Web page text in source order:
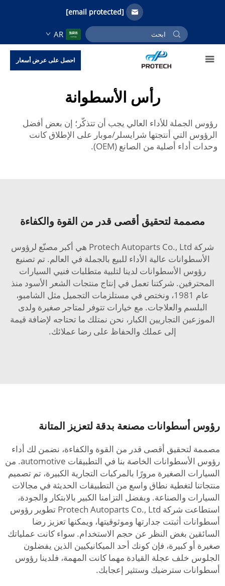
[email protected]
AR
احصل على عرض أسعار
رأس الأسطوانة
رؤوس الجملة للأداء العالي يجب أن تتذكّر؛ إن بعض أفضل
الرؤوس التي أنتجتها شرايسلر/موبار على الإطلاق كانت
وحدات أداء أصلية من الصانع (OEM).
مصممة لتحقيق أقصى قدر من القوة والكفاءة
شركة Protech Autoparts Co., Ltd هي أكبر مصنّع لرؤوس
الأسطوانات عالية الأداء للبيع بالجملة في العالم. تم تصنيع
رؤوس الأسطوانات لدينا لتلبية متطلبات فنيي السيارات
المحترفين. شركتنا تعمل في إنتاج منتجات الشعر الأسود منذ
عام 1981، ونختص في مستلزمات التجميل مثل الشامبو،
البلسم والعلاجات. مع خيارات تتوفر لمتاجر صغيرة ولدى
الموزعين التجاريين الكبار، نحن نمتلك ما تحتاجه لإضافة قيمة
إلى عملك والحفاظ على رضا عملائك.
رؤوس أسطوانات مصنعة بدقة لتعزيز المتانة
مصممة لتحقيق أقصى قدر من القوة والكفاءة، نضمن لك أداء
رؤوس الأسطوانات الخاصة بنا في التطبيقات automotive. من
السيارات الصغيرة مرورًا بالمركبات التجارية الكبيرة، تم تصميم
منتجاتنا لتغطية نطاق واسع من التطبيقات الحديثة في مجالات
السيارات والصناعة. وبفضل التزامنا الكبير بالابتكار والجودة،
استطاعت شركة Protech Autoparts Co., Ltd تطوير رؤوس
أسطوانات أثبتت جدارتها وموثوقيتها، ويمكنها تعزيز رضا
السائقين بغض النظر عن حجم الاستخدام. سواء كانت عملياتك
صغيرة أو كبيرة، فإن كونك أحد الميكانيكيين الذين يفضلون
الجلوس خلف عجلة القيادة مهما كانت المهمة، فلدينا رؤوس
أسطوانات سترضيك وستثير إعجابك.